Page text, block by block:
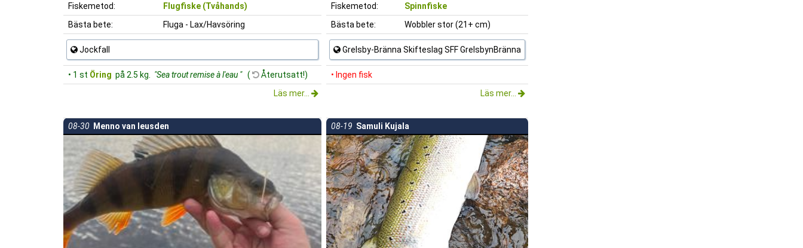
Fiskemetod:
Flugfiske (Tvåhands)
Bästa bete:
Fluga - Lax/Havsöring
Jockfall
• 1 st Öring på 2.5 kg. "Sea trout remise à l'eau " (
Återutsatt!)
Läs mer...
Fiskemetod:
Spinnfiske
Bästa bete:
Wobbler stor (21+ cm)
Grelsby-Bränna Skifteslag SFF GrelsbynBränna
• Ingen fisk
Läs mer...
08-30 Menno van leusden 08-19 Samuli Kujala